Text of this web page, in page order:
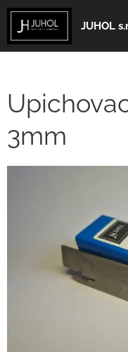
JUHOL
3mm